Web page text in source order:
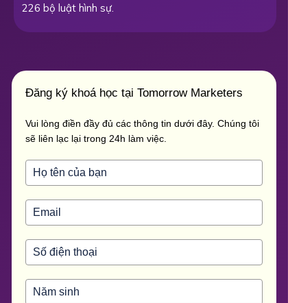
Đăng ký khoá học tại Tomorrow Marketers
Vui lòng điền đầy đủ các thông tin dưới đây. Chúng tôi
sẽ liên lạc lại trong 24h làm việc.
226 bộ luật hình sự.